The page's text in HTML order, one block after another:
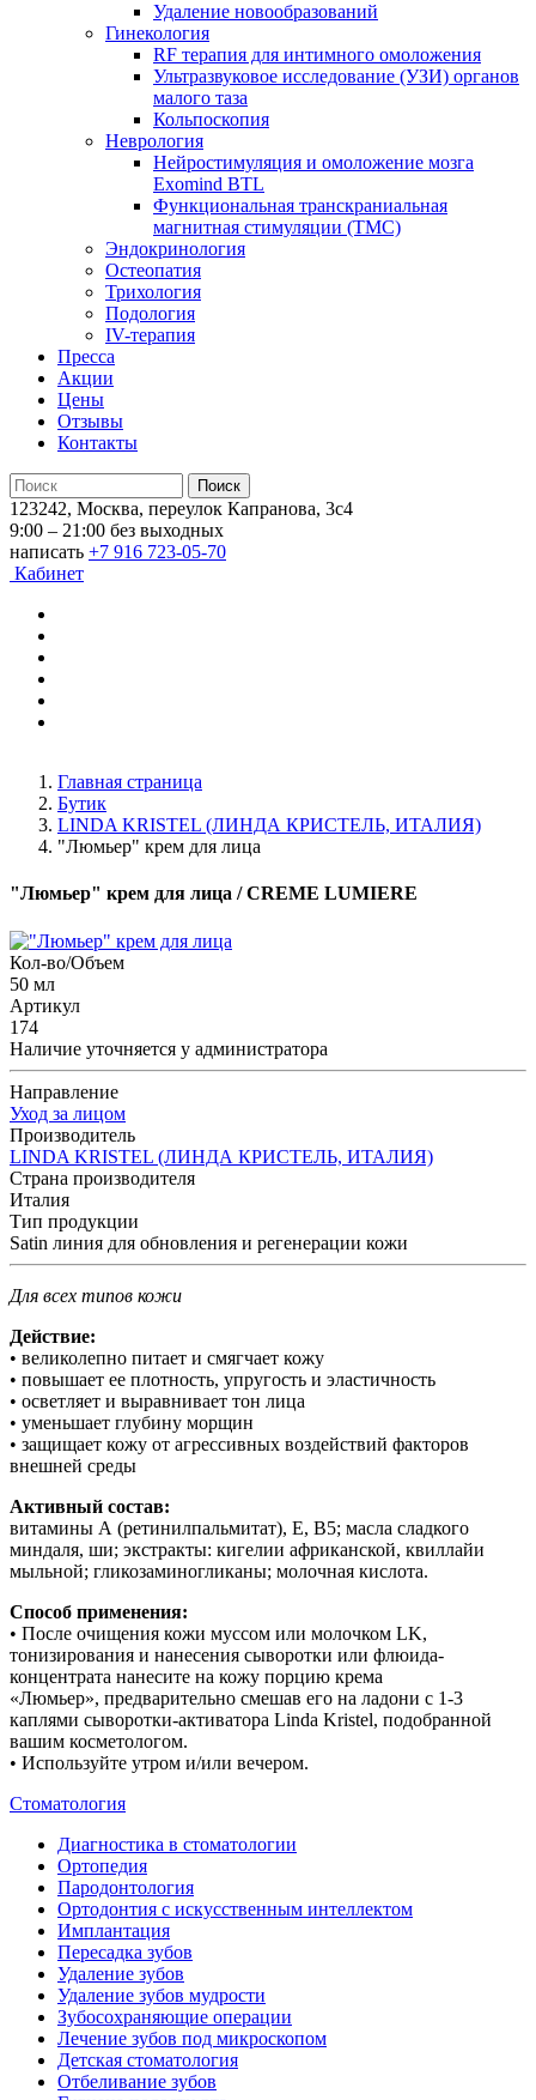
Удаление новообразований
Гинекология
RF терапия для интимного омоложения
Ультразвуковое исследование (УЗИ) органов
малого таза
Кольпоскопия
Неврология
Нейростимуляция и омоложение мозга
Exomind BTL
Функциональная транскраниальная
магнитная стимуляции (ТМС)
Эндокринология
Остеопатия
Трихология
Подология
IV-терапия
Пресса
Акции
Цены
Отзывы
Контакты
123242, Москва, переулок Капранова, 3с4
9:00 – 21:00 без выходных
написать +7 916 723-05-70
Кабинет
Главная страница
Бутик
LINDA KRISTEL (ЛИНДА КРИСТЕЛЬ, ИТАЛИЯ)
"Люмьер" крем для лица
"Люмьер" крем для лица / CREME LUMIERE
Кол-во/Объем
50 мл
Артикул
174
Наличие уточняется у администратора
Направление
Уход за лицом
Производитель
LINDA KRISTEL (ЛИНДА КРИСТЕЛЬ, ИТАЛИЯ)
Страна производителя
Италия
Тип продукции
Satin линия для обновления и регенерации кожи
Для всех типов кожи
Действие:
• великолепно питает и смягчает кожу
• повышает ее плотность, упругость и эластичность
• осветляет и выравнивает тон лица
• уменьшает глубину морщин
• защищает кожу от агрессивных воздействий факторов
внешней среды
Активный состав:
витамины А (ретинилпальмитат), Е, В5; масла сладкого
миндаля, ши; экстракты: кигелии африканской, квиллайи
мыльной; гликозаминогликаны; молочная кислота.
Способ применения:
• После очищения кожи муссом или молочком LK,
тонизирования и нанесения сыворотки или флюида-
концентрата нанесите на кожу порцию крема
«Люмьер», предварительно смешав его на ладони с 1-3
каплями сыворотки-активатора Linda Kristel, подобранной
вашим косметологом.
• Используйте утром и/или вечером.
Стоматология
Диагностика в стоматологии
Ортопедия
Пародонтология
Ортодонтия с искусственным интеллектом
Имплантация
Пересадка зубов
Удаление зубов
Удаление зубов мудрости
Зубосохраняющие операции
Лечение зубов под микроскопом
Детская стоматология
Отбеливание зубов